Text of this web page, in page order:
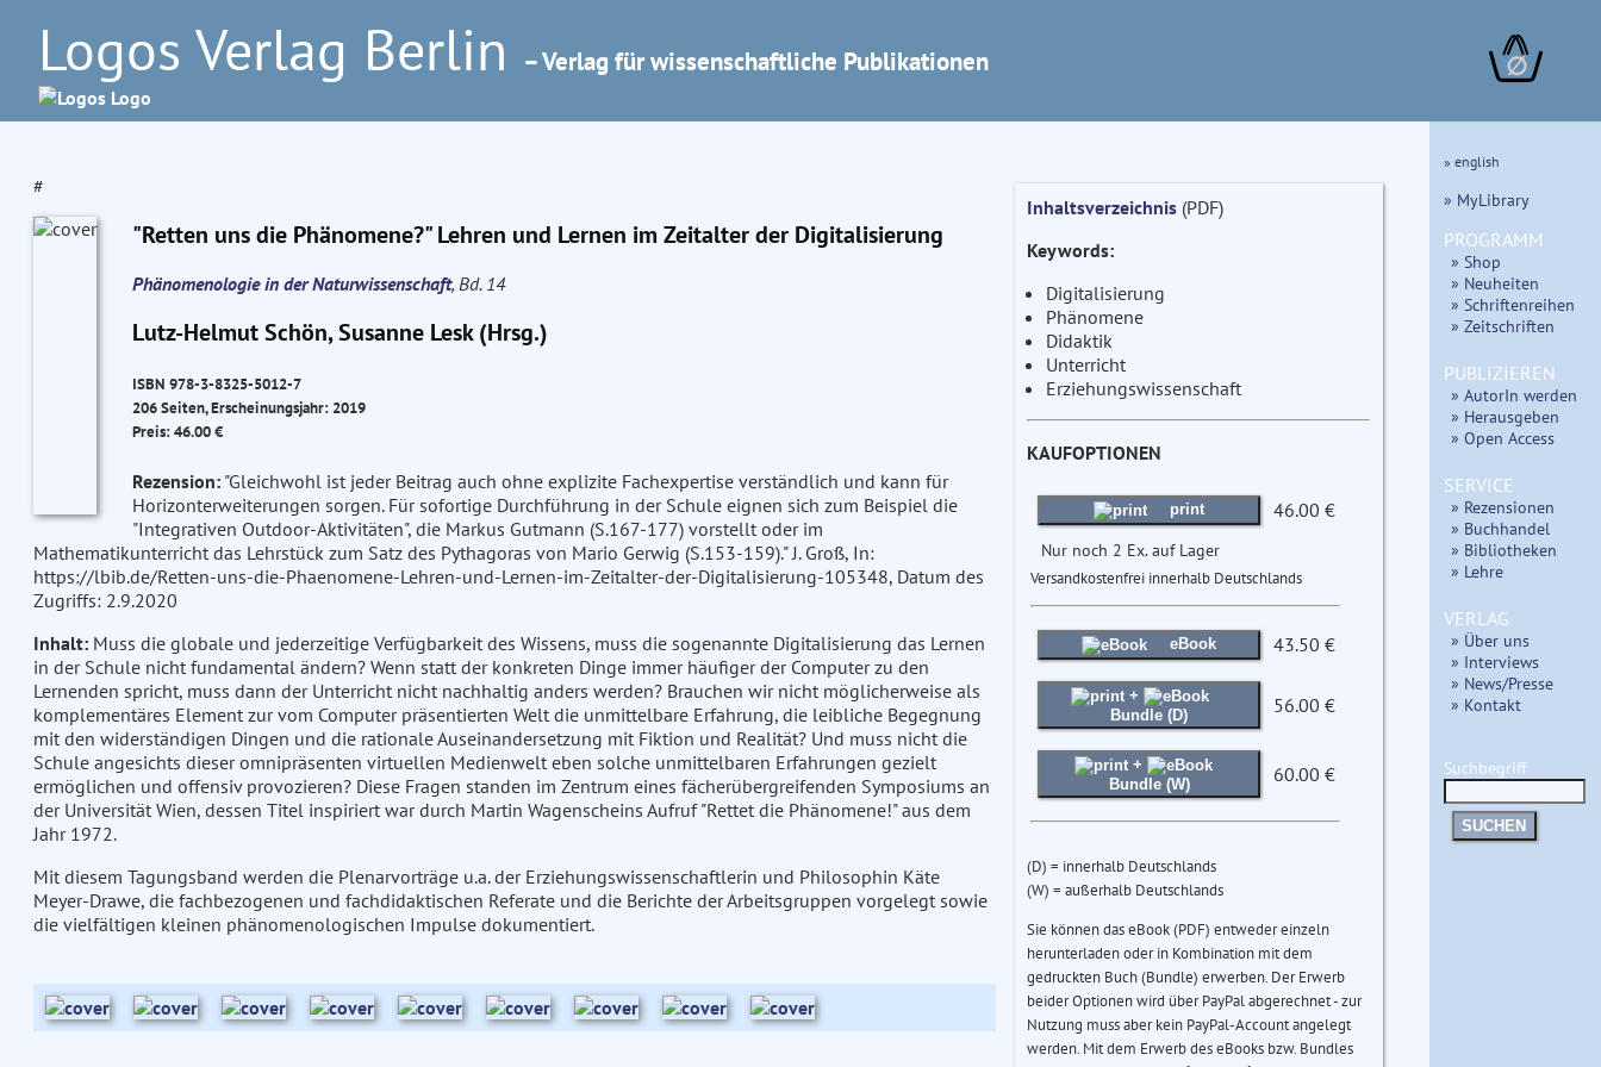
Logos Verlag Berlin – Verlag für wissenschaftliche Publikationen ∅
#
"Retten uns die Phänomene?" Lehren und Lernen im Zeitalter der Digitalisierung
Phänomenologie in der Naturwissenschaft, Bd. 14
Lutz-Helmut Schön, Susanne Lesk (Hrsg.)
ISBN 978-3-8325-5012-7
206 Seiten, Erscheinungsjahr: 2019
Preis: 46.00 €
Rezension:"Gleichwohl ist jeder Beitrag auch ohne explizite Fachexpertise verständlich und kann für
Horizonterweiterungen sorgen. Für sofortige Durchführung in der Schule eignen sich zum Beispiel die
"Integrativen Outdoor-Aktivitäten", die Markus Gutmann (S.167-177) vorstellt oder im
Mathematikunterricht das Lehrstück zum Satz des Pythagoras von Mario Gerwig (S.153-159)." J. Groß, In:
https://lbib.de/Retten-uns-die-Phaenomene-Lehren-und-Lernen-im-Zeitalter-der-Digitalisierung-105348, Datum des
Zugriffs: 2.9.2020
Inhalt:Muss die globale und jederzeitige Verfügbarkeit des Wissens, muss die sogenannte Digitalisierung das Lernen
in der Schule nicht fundamental ändern? Wenn statt der konkreten Dinge immer häufiger der Computer zu den
Lernenden spricht, muss dann der Unterricht nicht nachhaltig anders werden? Brauchen wir nicht möglicherweise als
komplementäres Element zur vom Computer präsentierten Welt die unmittelbare Erfahrung, die leibliche Begegnung
mit den widerständigen Dingen und die rationale Auseinandersetzung mit Fiktion und Realität? Und muss nicht die
Schule angesichts dieser omnipräsenten virtuellen Medienwelt eben solche unmittelbaren Erfahrungen gezielt
ermöglichen und offensiv provozieren? Diese Fragen standen im Zentrum eines fächerübergreifenden Symposiums an
der Universität Wien, dessen Titel inspiriert war durch Martin Wagenscheins Aufruf "Rettet die Phänomene!" aus dem
Jahr 1972.
Mit diesem Tagungsband werden die Plenarvorträge u.a. der Erziehungswissenschaftlerin und Philosophin Käte
Meyer-Drawe, die fachbezogenen und fachdidaktischen Referate und die Berichte der Arbeitsgruppen vorgelegt sowie
die vielfältigen kleinen phänomenologischen Impulse dokumentiert.
Inhaltsverzeichnis(PDF)
Keywords:
Digitalisierung
Phänomene
Didaktik
Unterricht
Erziehungswissenschaft
KAUFOPTIONEN
print 46.00 €
Nur noch 2 Ex. auf Lager
Versandkostenfrei innerhalb Deutschlands
eBook 43.50 €
+
Bundle (D)
56.00 €
+
Bundle (W)
60.00 €
(D) = innerhalb Deutschlands
(W) = außerhalb Deutschlands
Sie können das eBook (PDF) entweder einzeln
herunterladen oder in Kombination mit dem
gedruckten Buch (Bundle) erwerben. Der Erwerb
beider Optionen wird über PayPal abgerechnet - zur
Nutzung muss aber kein PayPal-Account angelegt
werden. Mit dem Erwerb des eBooks bzw. Bundles
» english
» MyLibrary
PROGRAMM
» Shop
» Neuheiten
» Schriftenreihen
» Zeitschriften
PUBLIZIEREN
» AutorIn werden
» Herausgeben
» Open Access
SERVICE
» Rezensionen
» Buchhandel
» Bibliotheken
» Lehre
VERLAG
» Über uns
» Interviews
» News/Presse
» Kontakt
Suchbegriff
SUCHEN